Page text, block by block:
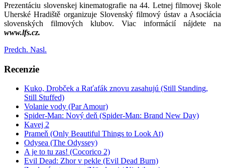
Prezentáciu slovenskej kinematografie na 44. Letnej filmovej škole
Uherské Hradiště organizuje Slovenský filmový ústav a Asociácia
slovenských filmových klubov. Viac informácií nájdete na
www.lfs.cz.
Predch. Nasl.
Recenzie
Kuko, Drobček a Raťafák znovu zasahujú (Still Standing,
Still Stuffed)
Volanie vody (Par Amour)
Spider-Man: Nový deň (Spider-Man: Brand New Day)
Kavej 2
Prameň (Only Beautiful Things to Look At)
Odysea (The Odyssey)
A je to tu zas! (Cocorico 2)
Evil Dead: Zhor v pekle (Evil Dead Burn)